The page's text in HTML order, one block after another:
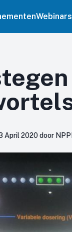
Webinars
April 2020 door